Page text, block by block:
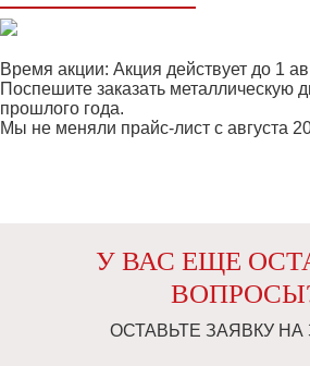
Время акции: Акция действует до 1
Поспешите заказать металлическую
прошлого года.
Мы не меняли прайс-лист с августа
У ВАС ЕЩЕ
ОСТАВЬТЕ ЗАЯВКУ НА